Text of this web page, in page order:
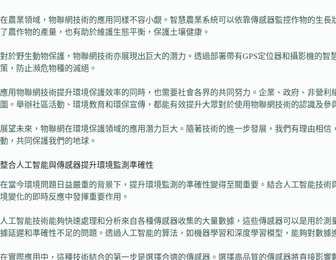
在農業領域，物聯網技術的應用同樣不容小覷。智慧農業系統可以依靠傳感器監控作物的生
了農作物的產量，也有助於維護生態平衡，保護土壤健康。
對於野生動物保護，物聯網技術亦展現出巨大的潛力。透過部署帶有GPS定位器和攝影機的
策，防止瀕危物種的滅絕。
應用物聯網技術提升環境保護效率的同時，也需要社會各界的共同努力。企業、政府、非營
圍。舉辦社區活動、環境教育和環保宣傳，都能有效提升大眾對於使用物聯網技術的認識及參
展望未來，物聯網在環境保護領域的應用潛力巨大。隨著技術的進一步發展，我們有理由相
動，共同保護我們的地球。
整合人工智能與傳感器提升環境監測準確性
在當今環境問題日益嚴重的背景下，提升環境監測的準確性變得至關重要。結合人工智能技
境變化的即時反應中發揮重要作用。
人工智能技術能夠快速處理和分析來自各種傳感器收集的大量數據，這些傳感器可以是用於
據延遲和準確性不足的問題。透過人工智能的算法，如機器學習和深度學習模型，能夠對數據
在實際應用中，這種技術結合的第一步是選擇合適的傳感器。選擇高品質的傳感器將直接影